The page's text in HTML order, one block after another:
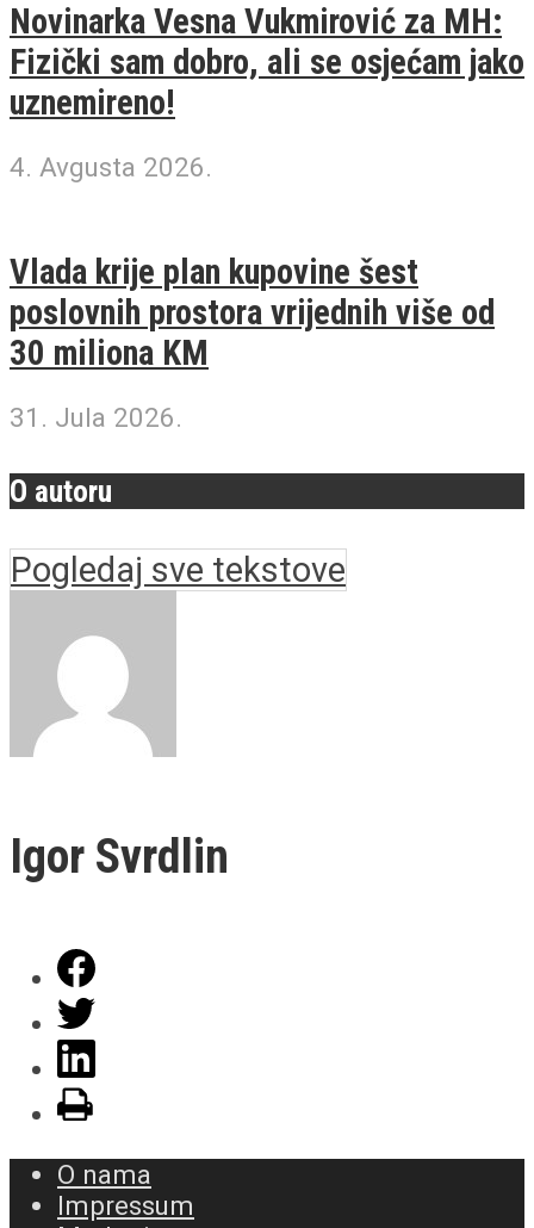
Novinarka Vesna Vukmirović za MH:
Fizički sam dobro, ali se osjećam jako
uznemireno!
4. Avgusta 2026.
Vlada krije plan kupovine šest
poslovnih prostora vrijednih više od
30 miliona KM
31. Jula 2026.
O autoru
Pogledaj sve tekstove
Igor Svrdlin
O nama
Impressum